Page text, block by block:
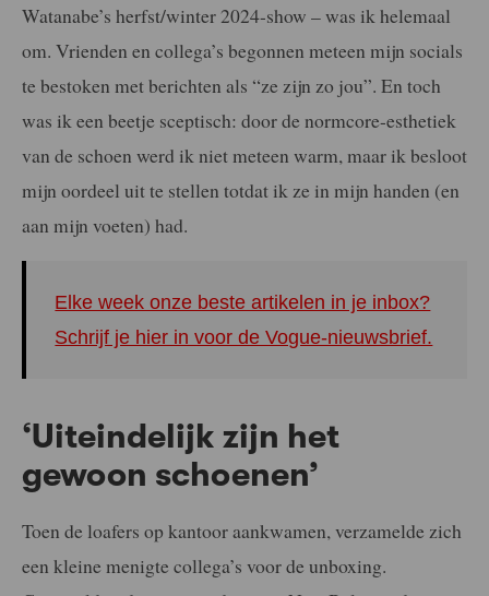
Watanabe’s herfst/winter 2024-show – was ik helemaal
om. Vrienden en collega’s begonnen meteen mijn socials
te bestoken met berichten als “ze zijn zo jou”. En toch
was ik een beetje sceptisch: door de normcore-esthetiek
van de schoen werd ik niet meteen warm, maar ik besloot
mijn oordeel uit te stellen totdat ik ze in mijn handen (en
aan mijn voeten) had.
Elke week onze beste artikelen in je inbox?
Schrijf je hier in voor de Vogue-nieuwsbrief.
‘Uiteindelijk zijn het
gewoon schoenen’
Toen de loafers op kantoor aankwamen, verzamelde zich
een kleine menigte collega’s voor de unboxing.